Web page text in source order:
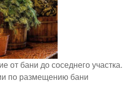
от бани до соседнего участка.
по размещению бани